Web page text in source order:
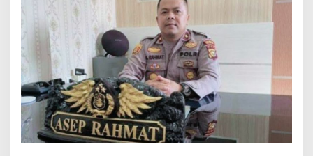
u
m
o
l
s
e
k
T